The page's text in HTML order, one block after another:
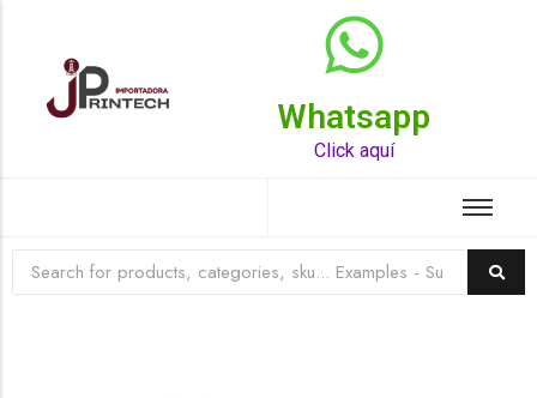
Whatsapp
Click aquí
Top Rated Product